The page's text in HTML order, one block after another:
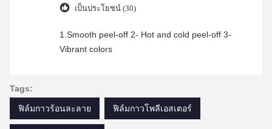
เป็นประโยชน์ (30)
1.Smooth peel-off 2- Hot and cold peel-off 3-
Vibrant colors
Tags:
ฟิล์มกาวร้อนละลาย ฟิล์มกาวโพลีเอสเตอร์